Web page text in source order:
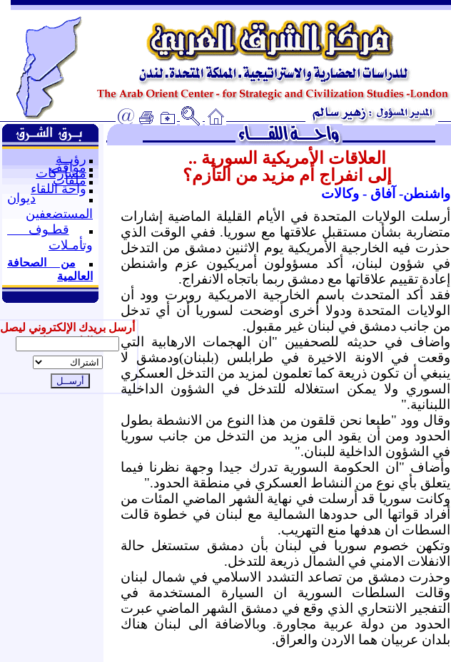
ـ
رؤيــة
مواقف
مشاركات
ملفات
واحة اللقاء
ديوان
المستضعفين
قطـوف
وتأمـلات
من الصحافة
العالمية
أرسل بريدك الإلكتروني ليصل
إليك جديدنا
العلاقات الأمريكية السورية ..
إلى انفراج أم مزيد من التأزم؟
واشنطن- آفاق - وكالات
أرسلت الولايات المتحدة في الأيام القليلة الماضية إشارات
متضاربة بشأن مستقبل علاقتها مع سوريا. ففي الوقت الذي
حذرت فيه الخارجية الأمريكية يوم الاثنين دمشق من التدخل
في شؤون لبنان، أكد مسؤولون أمريكيون عزم واشنطن
إعادة تقييم علاقاتها مع دمشق ربما باتجاه الانفراج.
فقد أكد المتحدث باسم الخارجية الامريكية روبرت وود أن
الولايات المتحدة ودولا أخرى أوضحت لسوريا أن أي تدخل
من جانب دمشق في لبنان غير مقبول.
واضاف في حديثه للصحفيين "ان الهجمات الارهابية التي
وقعت في الاونة الاخيرة في طرابلس (بلبنان)ودمشق لا
ينبغي أن تكون ذريعة كما تعلمون لمزيد من التدخل العسكري
السوري ولا يمكن استغلاله للتدخل في الشؤون الداخلية
اللبنانية."
وقال وود "طبعا نحن قلقون من هذا النوع من الانشطة بطول
الحدود ومن أن يقود الى مزيد من التدخل من جانب سوريا
في الشؤون الداخلية للبنان."
وأضاف "ان الحكومة السورية تدرك جيدا وجهة نظرنا فيما
يتعلق بأي نوع من النشاط العسكري في منطقة الحدود."
وكانت سوريا قد أرسلت في نهاية الشهر الماضي المئات من
أفراد قواتها الى حدودها الشمالية مع لبنان في خطوة قالت
السطات ان هدفها منع التهريب.
وتكهن خصوم سوريا في لبنان بأن دمشق ستستغل حالة
الانفلات الامني في الشمال ذريعة للتدخل.
وحذرت دمشق من تصاعد التشدد الاسلامي في شمال لبنان
وقالت السلطات السورية ان السيارة المستخدمة في
التفجير الانتحاري الذي وقع في دمشق الشهر الماضي عبرت
الحدود من دولة عربية مجاورة. وبالاضافة الى لبنان هناك
بلدان عربيان هما الاردن والعراق.